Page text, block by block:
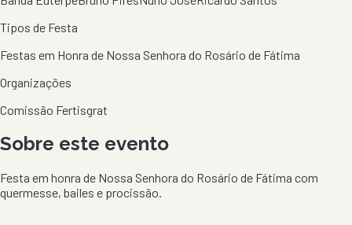
Tipos de Festa
Festas em Honra de Nossa Senhora do Rosário de Fátima
Organizações
Comissão Fertisgrat
Sobre este evento
Festa em honra de Nossa Senhora do Rosário de Fátima com
quermesse, bailes e procissão.